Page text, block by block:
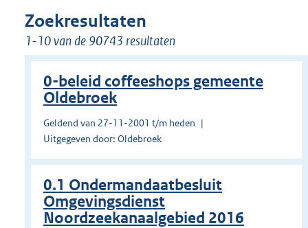
Zoekresultaten
1-10 van de 90743 resultaten
0-beleid coffeeshops gemeente
Oldebroek
Geldend van 27-11-2001 t/m heden
Uitgegeven door: Oldebroek
0.1 Ondermandaatbesluit
Omgevingsdienst
Noordzeekanaalgebied 2016